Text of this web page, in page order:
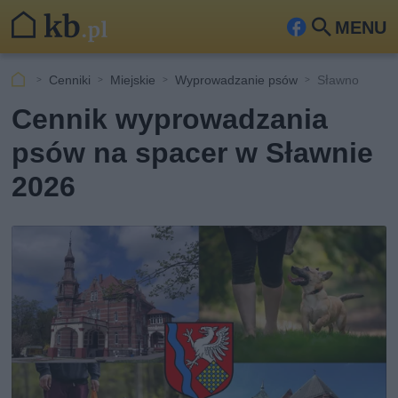
MENU
Fa
ook
Szu
kaj
Cenniki Miejskie Wyprowadzanie psów Sławno
Cennik wyprowadzania
psów na spacer w Sławnie
2026